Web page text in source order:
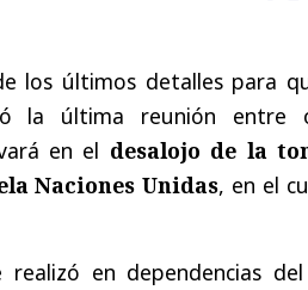
los últimos detalles para
la última reunión entre
en el desalojo de la
Naciones Unidas, en el
en dependencias